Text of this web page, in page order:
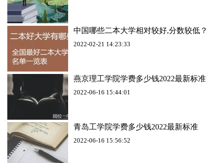
中国哪些二本大学相对较好,分数较低？
2022-02-21 14:23:33
燕京理工学院学费多少钱2022最新标准
2022-06-16 15:44:01
青岛工学院学费多少钱2022最新标准
2022-06-16 15:56:52